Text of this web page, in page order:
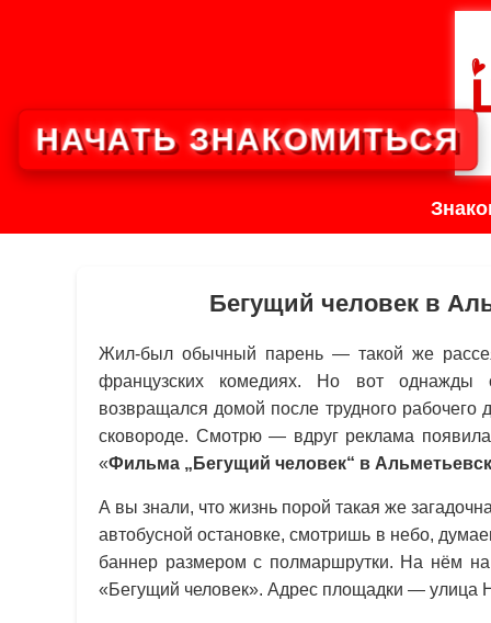
Бегущий человек в
Жил-был обычный парень — такой же
французских комедиях. Но вот однажды
возвращался домой после трудного
сковороде. Смотрю — вдруг реклама
«Фильма „Бегущий человек“ в
А вы знали, что жизнь порой такая же
автобусной остановке, смотришь в небо,
баннер размером с полмаршрутки. На нём
«Бегущий человек». Адрес площадки — улица
НАЧАТЬ ЗНАКОМИТЬСЯ